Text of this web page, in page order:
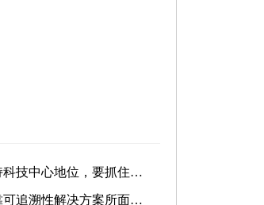
英国首相称必须尽快行动保持科技中心地位，要抓住人工智能机遇 焦点滚动
最新消息：如何应对实施可靠可追溯性解决方案所面临的挑战